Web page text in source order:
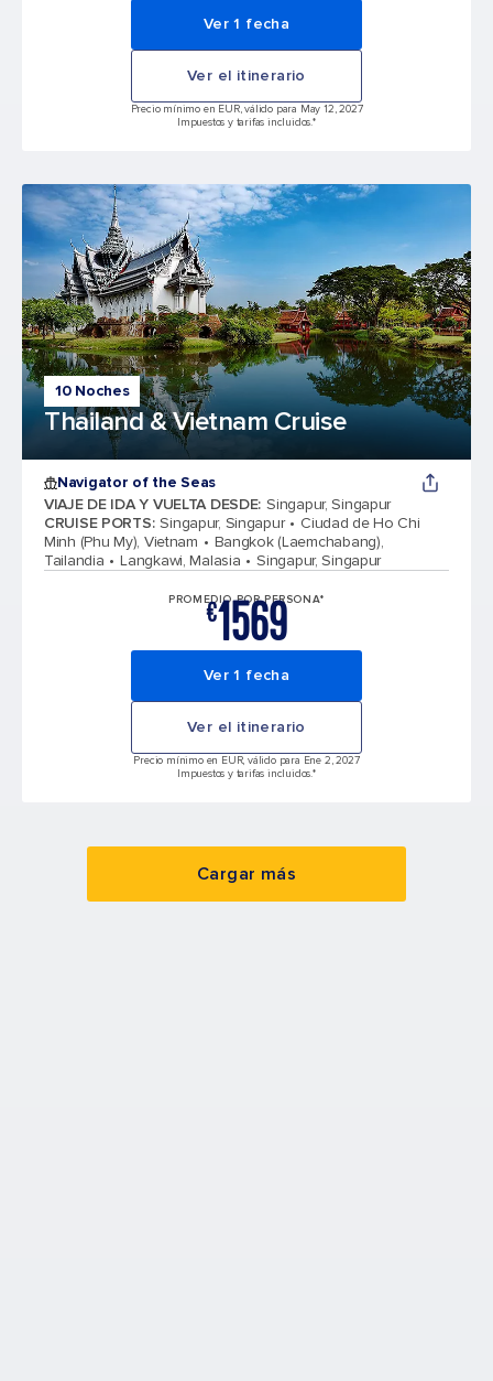
Ver 1 fecha
Ver el itinerario
Precio mínimo en EUR, válido para May 12, 2027
Impuestos y tarifas incluidos.*
10 Noches
Thailand & Vietnam Cruise
Navigator of the Seas
VIAJE DE IDA Y VUELTA DESDE: Singapur, Singapur
CRUISE PORTS: Singapur, Singapur
Ciudad de Ho Chi
Minh (Phu My), Vietnam
Bangkok (Laemchabang),
Tailandia
Langkawi, Malasia Singapur, Singapur
PROMEDIO POR PERSONA*
€1569
Ver 1 fecha
Ver el itinerario
Precio mínimo en EUR, válido para Ene 2, 2027
Impuestos y tarifas incluidos.*
Cargar más